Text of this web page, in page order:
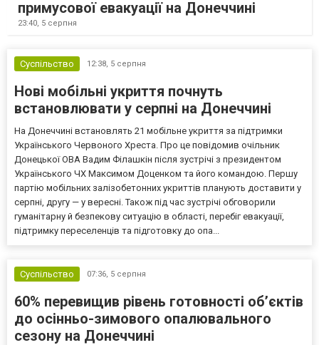
примусової евакуації на Донеччині
23:40, 5 серпня
Суспільство 12:38, 5 серпня
Нові мобільні укриття почнуть
встановлювати у серпні на Донеччині
На Донеччині встановлять 21 мобільне укриття за підтримки
Українського Червоного Хреста. Про це повідомив очільник
Донецької ОВА Вадим Філашкін після зустрічі з президентом
Українського ЧХ Максимом Доценком та його командою. Першу
партію мобільних залізобетонних укриттів планують доставити у
серпні, другу — у вересні. Також під час зустрічі обговорили
гуманітарну й безпекову ситуацію в області, перебіг евакуації,
підтримку переселенців та підготовку до опа...
Суспільство 07:36, 5 серпня
60% перевищив рівень готовності об’єктів
до осінньо-зимового опалювального
сезону на Донеччині